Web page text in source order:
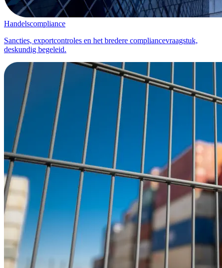
Handelscompliance
Sancties, exportcontroles en het bredere compliancevraagstuk,
deskundig begeleid.